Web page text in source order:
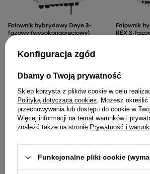
Falownik hybrydowy Deye 3-
fazowy (wysokonapięciowy)
Falownik
REX 3-
Konfiguracja zgód
Dbamy o Twoją prywatność
Sklep korzysta z plików cookie w celu
Polityką dotyczącą cookies. Możesz określić
przechowywania lub dostępu do cookie w
Więcej informacji na temat warunków i
znaleźć także na stronie Prywatność i
Funkcjonalne pliki cookie